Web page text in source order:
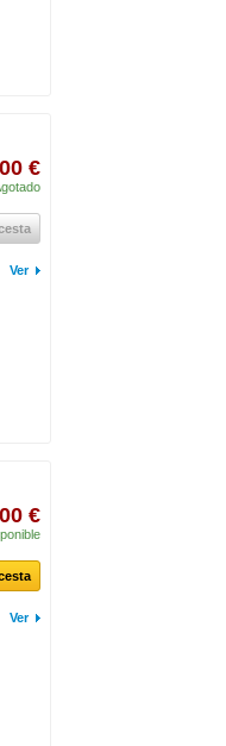
€
Ver
€
Ver